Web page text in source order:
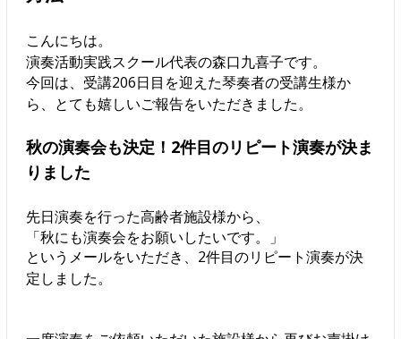
こんにちは。
演奏活動実践スクール代表の森口九喜子です。
今回は、受講206日目を迎えた琴奏者の受講生様か
ら、とても嬉しいご報告をいただきました。
秋の演奏会も決定！2件目のリピート演奏が決ま
りました
先日演奏を行った高齢者施設様から、
「秋にも演奏会をお願いしたいです。」
というメールをいただき、2件目のリピート演奏が決
定しました。